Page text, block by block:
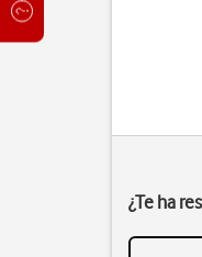
¿Te ha